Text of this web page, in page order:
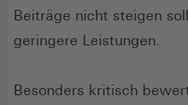
Beiträge nicht steigen
geringere Leistungen.
Besonders kritisch